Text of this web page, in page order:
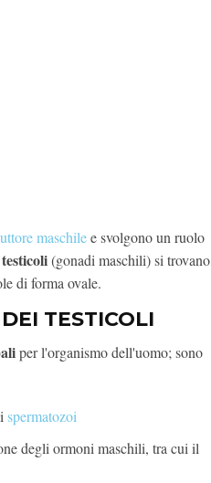
maschilee svolgono un ruolo
testicoli(gonadi maschili) si trovano
di forma ovale.
TESTICOLI
per l'organismo dell'uomo; sono
spermatozoi
degli ormoni maschili, tra cui il